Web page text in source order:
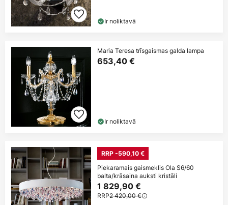
Ir noliktavā
Maria Teresa trīsgaismas galda lampa
653,40 €
Ir noliktavā
RRP -590,10 €
Piekaramais gaismeklis Ola S6/60
balta/krāsaina auksti kristāli
1 829,90 €
RRP2 420,00 €